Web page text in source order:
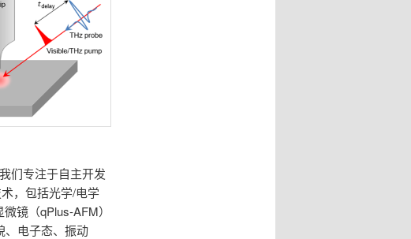
们专注于自主开发
，包括光学/电学
镜（qPlus-AFM）
、电子态、振动